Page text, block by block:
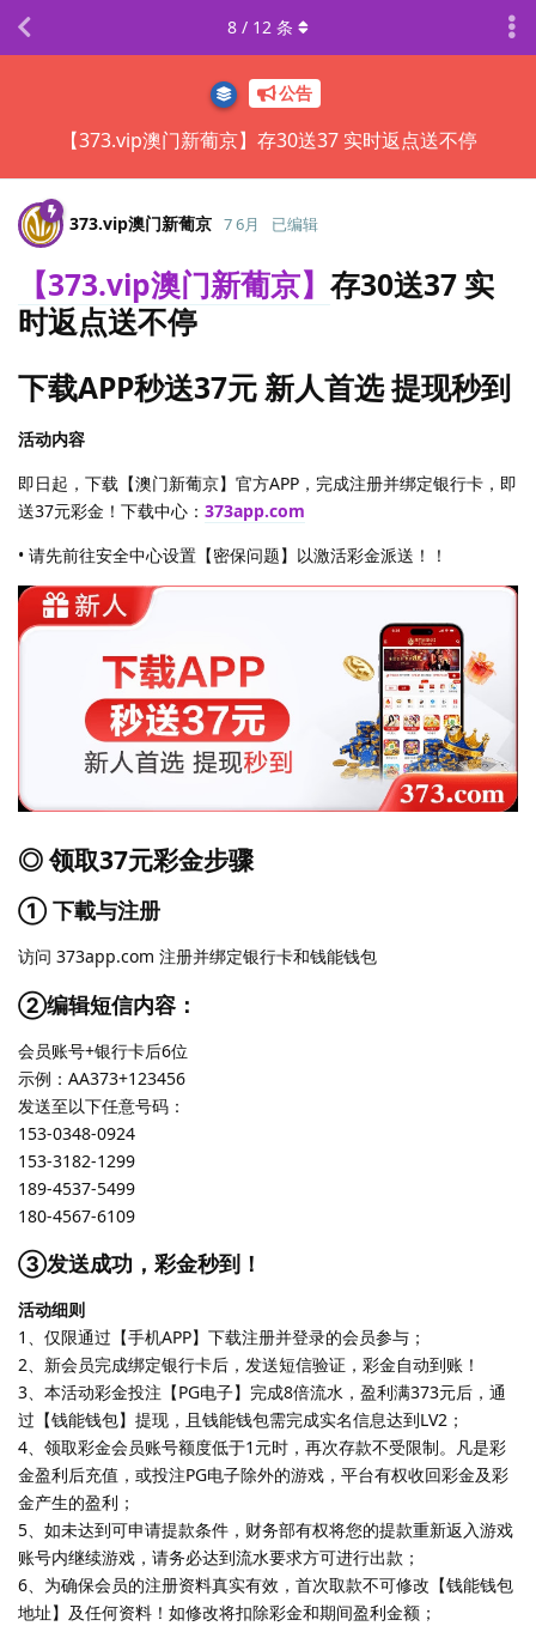
公告
【373.vip澳门新葡京】存30送37 实时返点送不停
8 / 12 条
373.​vip澳门新葡京 7 6月 已编辑
【373.vip澳门新葡京】 存30送37 实
时返点送不停
下载APP秒送37元 新人首选 提现秒到
活动内容
即日起，下载【澳门新葡京】官方APP，完成注册并绑定银行卡，即
送37元彩金！下载中心： 373app.com
• 请先前往安全中心设置【密保问题】以激活彩金派送！！
◎ 领取37元彩金步骤
① 下載与注册
访问 373app.com 注册并绑定银行卡和钱能钱包
②编辑短信内容：
会员账号+银行卡后6位
示例：AA373+123456
发送至以下任意号码：
153-0348-0924
153-3182-1299
189-4537-5499
180-4567-6109
③发送成功，彩金秒到！
活动细则
1、仅限通过【手机APP】下载注册并登录的会员参与；
2、新会员完成绑定银行卡后，发送短信验证，彩金自动到账！
3、本活动彩金投注【PG电子】完成8倍流水，盈利满373元后，通
过【钱能钱包】提现，且钱能钱包需完成实名信息达到LV2；
4、领取彩金会员账号额度低于1元时，再次存款不受限制。凡是彩
金盈利后充值，或投注PG电子除外的游戏，平台有权收回彩金及彩
金产生的盈利；
5、如未达到可申请提款条件，财务部有权将您的提款重新返入游戏
账号内继续游戏，请务必达到流水要求方可进行出款；
6、为确保会员的注册资料真实有效，首次取款不可修改【钱能钱包
地址】及任何资料！如修改将扣除彩金和期间盈利金额；